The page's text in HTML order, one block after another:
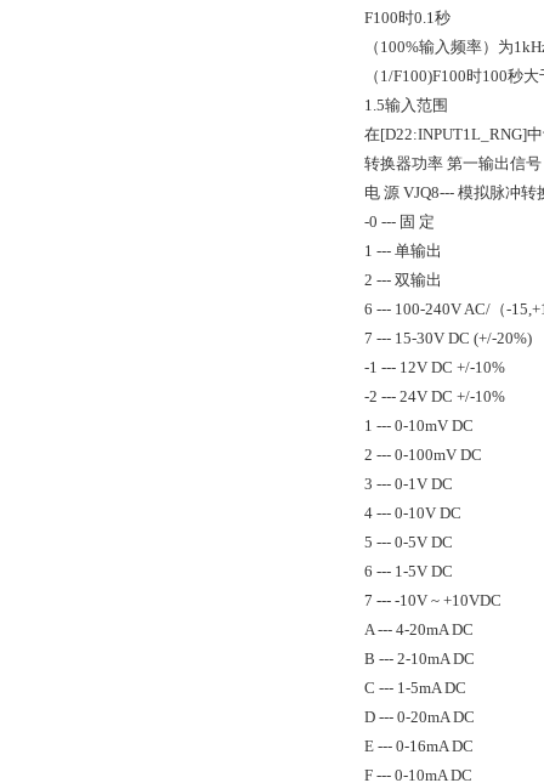
F100时0.1秒
（100%输入频率）为
（1/F100)F100时100秒
1.5输入范围
在[D22:INPUT1L_RNG]
转换器功率 第一输出信号
电 源 VJQ8--- 模拟脉冲
-0 --- 固 定
1 --- 单输出
2 --- 双输出
6 --- 100-240V AC/（-
7 --- 15-30V DC (+/-20%)
-1 --- 12V DC +/-10%
-2 --- 24V DC +/-10%
1 --- 0-10mV DC
2 --- 0-100mV DC
3 --- 0-1V DC
4 --- 0-10V DC
5 --- 0-5V DC
6 --- 1-5V DC
7 --- -10V ~ +10VDC
A --- 4-20mA DC
B --- 2-10mA DC
C --- 1-5mA DC
D --- 0-20mA DC
E --- 0-16mA DC
F --- 0-10mA DC